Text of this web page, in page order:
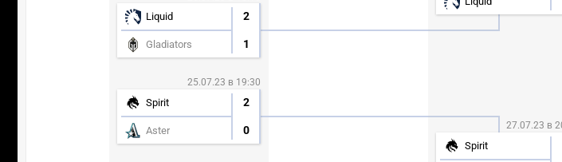
Liquid 2
Gladiators 1
25.07.23 в 19:30
Spirit 2
Aster 0 27.07.23 в
Spirit